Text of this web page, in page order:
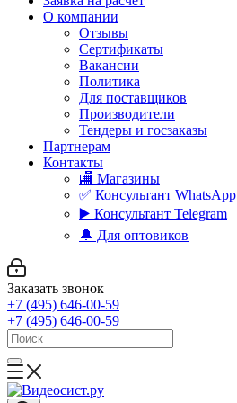
О компании
Отзывы
Сертификаты
Вакансии
Политика
Для поставщиков
Производители
Тендеры и госзаказы
Партнерам
Контакты
🏬 Магазины
✅️ Консультант WhatsApp
▶️ Консультант Telegram
🔔 Для оптовиков
Заказать звонок
+7 (495) 646-00-59
+7 (495) 646-00-59